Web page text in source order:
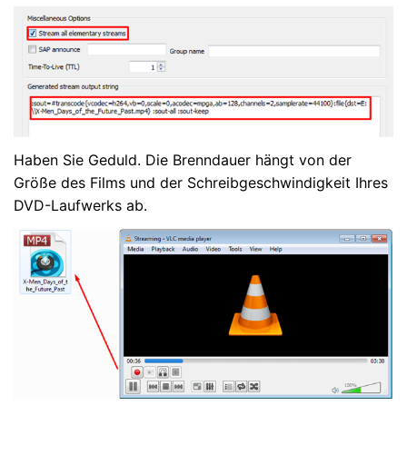
Haben Sie Geduld. Die Brenndauer hängt von der
Größe des Films und der Schreibgeschwindigkeit Ihres
DVD-Laufwerks ab.